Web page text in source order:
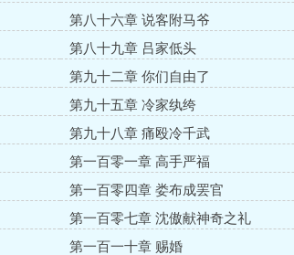
第八十六章 说客附马爷
第八十九章 吕家低头
第九十二章 你们自由了
第九十五章 冷家纨绔
第九十八章 痛殴冷千武
第一百零一章 高手严福
第一百零四章 娄布成罢官
第一百零七章 沈傲献神奇之礼
第一百一十章 赐婚